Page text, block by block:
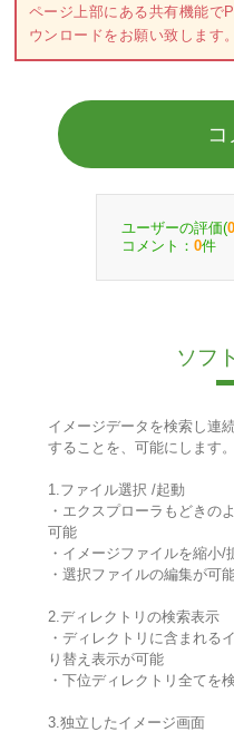
ページ上部にある共有機能で
ウンロードをお願い致します。
コ
ユーザーの評価(0
コメント： 0件
ソフ
イメージデータを検索し連
することを、可能にします。
1.ファイル選択 /起動
・エクスプローラもどきの
可能
・イメージファイルを縮小
・選択ファイルの編集が可
2.ディレクトリの検索表示
・ディレクトリに含まれる
り替え表示が可能
・下位ディレクトリ全てを
3.独立したイメージ画面